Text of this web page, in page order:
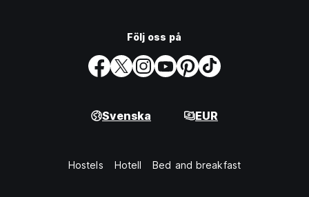
Följ oss på
Svenska EUR
Hostels Hotell Bed and breakfast